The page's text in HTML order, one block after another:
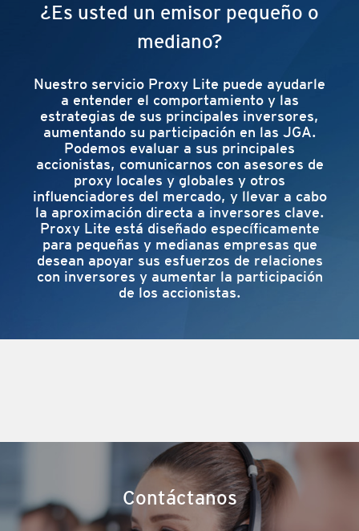
¿Es usted un emisor pequeño o
mediano?
Nuestro servicio Proxy Lite puede ayudarle
a entender el comportamiento y las
estrategias de sus principales inversores,
aumentando su participación en las JGA.
Podemos evaluar a sus principales
accionistas, comunicarnos con asesores de
proxy locales y globales y otros
influenciadores del mercado, y llevar a cabo
la aproximación directa a inversores clave.
Proxy Lite está diseñado específicamente
para pequeñas y medianas empresas que
desean apoyar sus esfuerzos de relaciones
con inversores y aumentar la participación
de los accionistas.
Contáctanos